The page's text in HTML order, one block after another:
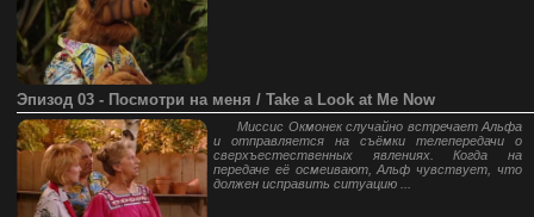
Эпизод 03 - Посмотри на меня / Take a Look at Me Now
Миссис Окмонек случайно встречает Альфа
и отправляется на съёмки телепередачи о
сверхъестественных явлениях. Когда на
передаче её осмеивают, Альф чувствует, что
должен исправить ситуацию ...